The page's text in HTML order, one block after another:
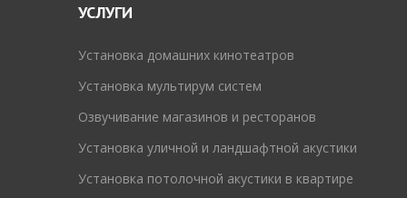
УСЛУГИ
Установка домашних кинотеатров
Установка мультирум систем
Озвучивание магазинов и ресторанов
Установка уличной и ландшафтной акустики
Установка потолочной акустики в квартире